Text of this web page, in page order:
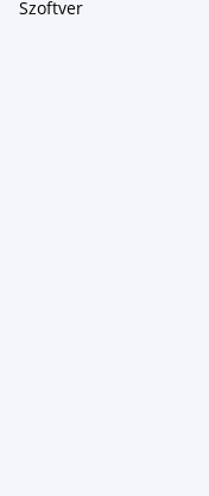
Szoftver